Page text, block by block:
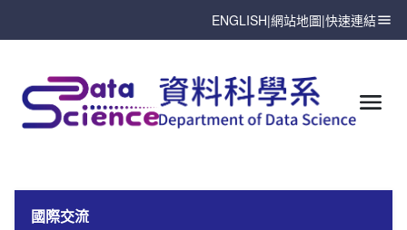
ENGLISH|網站地圖|快速連結
國際交流